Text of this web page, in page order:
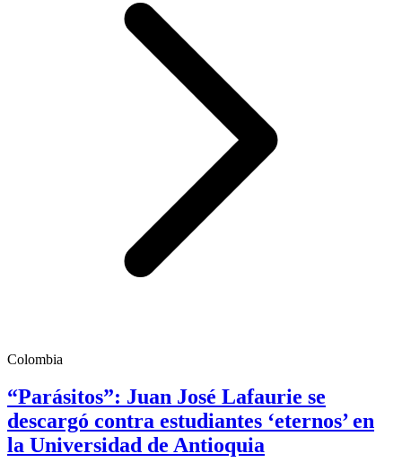
Colombia
“Parásitos”: Juan José Lafaurie se
descargó contra estudiantes ‘eternos’ en
la Universidad de Antioquia